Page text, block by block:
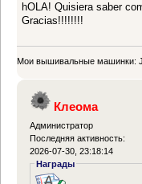
hOLA! Quisiera saber
Gracias!!!!!!!!
Мои вышивальные машинки:
Клеома
Администратор
Последняя активность:
2026-07-30, 23:18:14
Награды